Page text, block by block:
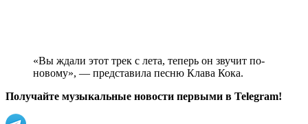
«Вы ждали этот трек с лета, теперь он звучит по-
новому», — представила песню Клава Кока.
Получайте музыкальные новости первыми в Telegram!